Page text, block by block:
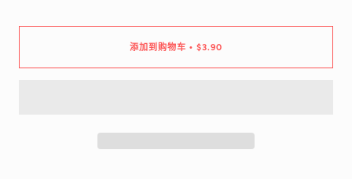
添加到购物车 • $3.90